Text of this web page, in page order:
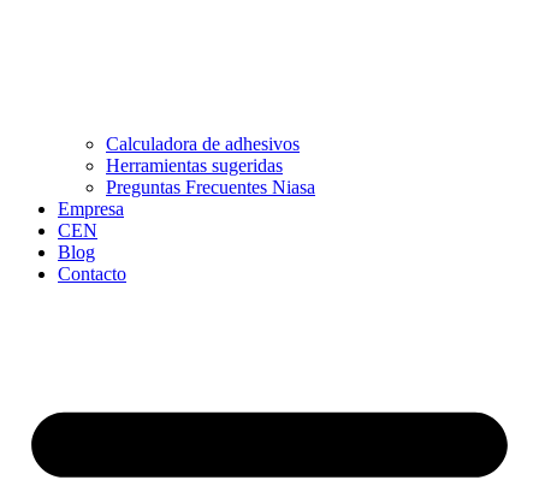
Calculadora de adhesivos
Herramientas sugeridas
Preguntas Frecuentes Niasa
Empresa
CEN
Blog
Contacto